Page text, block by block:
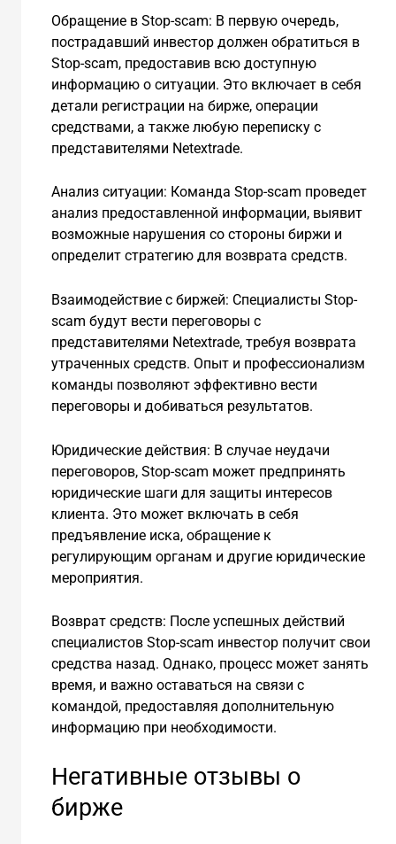
Обращение в Stop-scam: В первую очередь,
пострадавший инвестор должен обратиться в
Stop-scam, предоставив всю доступную
информацию о ситуации. Это включает в себя
детали регистрации на бирже, операции
средствами, а также любую переписку с
представителями Netextrade.
Анализ ситуации: Команда Stop-scam проведет
анализ предоставленной информации, выявит
возможные нарушения со стороны биржи и
определит стратегию для возврата средств.
Взаимодействие с биржей: Специалисты Stop-
scam будут вести переговоры с
представителями Netextrade, требуя возврата
утраченных средств. Опыт и профессионализм
команды позволяют эффективно вести
переговоры и добиваться результатов.
Юридические действия: В случае неудачи
переговоров, Stop-scam может предпринять
юридические шаги для защиты интересов
клиента. Это может включать в себя
предъявление иска, обращение к
регулирующим органам и другие юридические
мероприятия.
Возврат средств: После успешных действий
специалистов Stop-scam инвестор получит свои
средства назад. Однако, процесс может занять
время, и важно оставаться на связи с
командой, предоставляя дополнительную
информацию при необходимости.
Негативные отзывы о
бирже